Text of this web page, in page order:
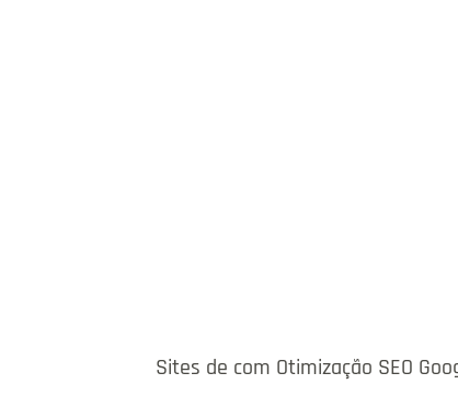
Sites de com Otimização SEO